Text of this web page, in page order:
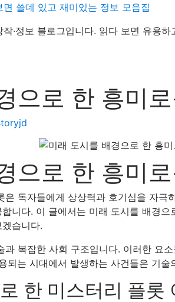
쓸데 있고 재미있는 정보 모음집
·정보 블로그입니다. 읽다 보면 유용
으로 한 흥미
으로 한 흥미
독자들에게 상상력과 호기심을 자
니다. 이 글에서는 미래 도시를 배경
습니다.
복잡한 사회 구조입니다. 이러한 요
되는 시대에서 발생하는 사건들은 기
한 미스터리 플롯